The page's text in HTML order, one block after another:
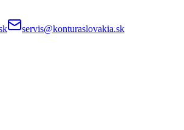
servis@konturaslovakia.sk